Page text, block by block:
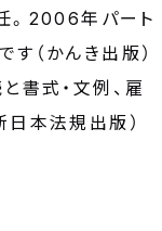
。2006年パート
（かんき出版）
書式・文例、雇
日本法規出版）